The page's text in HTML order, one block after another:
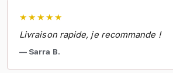
★ ★ ★ ★ ★
Livraison rapide, je recommande !
Sarra B.